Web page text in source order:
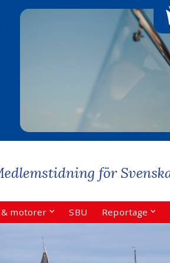
motorer SBU Reportage